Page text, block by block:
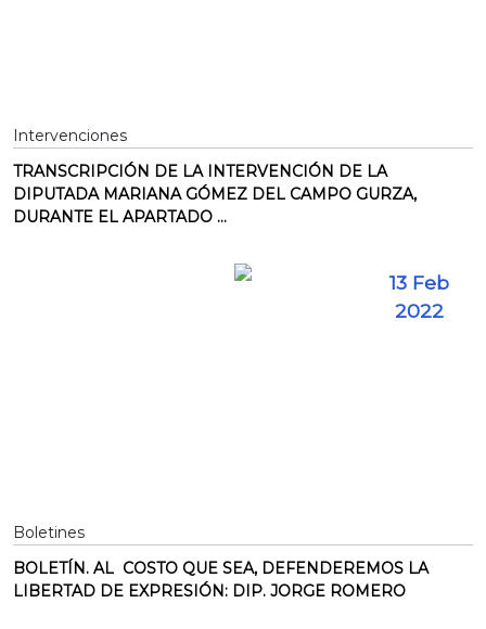
Intervenciones
TRANSCRIPCIÓN DE LA INTERVENCIÓN DE LA
DIPUTADA MARIANA GÓMEZ DEL CAMPO GURZA,
DURANTE EL APARTADO ...
13 Feb
2022
Boletines
BOLETÍN. AL COSTO QUE SEA, DEFENDEREMOS LA
LIBERTAD DE EXPRESIÓN: DIP. JORGE ROMERO